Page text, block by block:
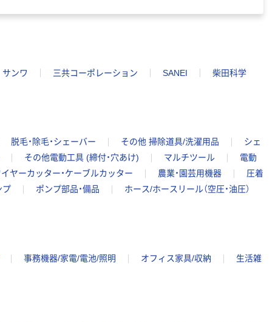
サンワ 三共コーポレーション SANEI
柴田科学
脱毛・除毛・シェーバー その他 掃除道具/洗濯用品
シェ
その他電動工具 (締付・穴あけ) マルチツール
電動
ヤーカッター・ケーブルカッター 農業・園芸用機器
圧着
プ ポンプ部品・備品
ホース/ホースリール（空圧・油圧）
事務機器/家電/電池/照明 オフィス家具/収納
生活雑